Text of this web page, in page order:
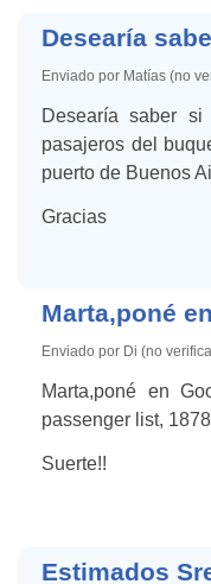
Desearía
Enviado por Matías (no
Desearía saber
pasajeros del
puerto de Buenos
Gracias
Marta,poné
Enviado por Di (no
Marta,poné en
passenger list,
Suerte!!
Estimados